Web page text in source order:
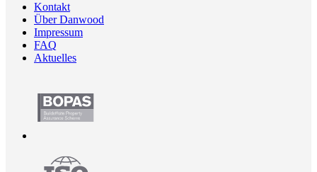
Kontakt
Über Danwood
Impressum
FAQ
Aktuelles